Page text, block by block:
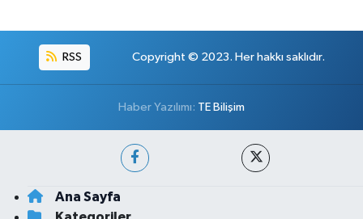
RSS Copyright © 2023. Her hakkı saklıdır.
Haber Yazılımı: TE Bilişim
Ana Sayfa